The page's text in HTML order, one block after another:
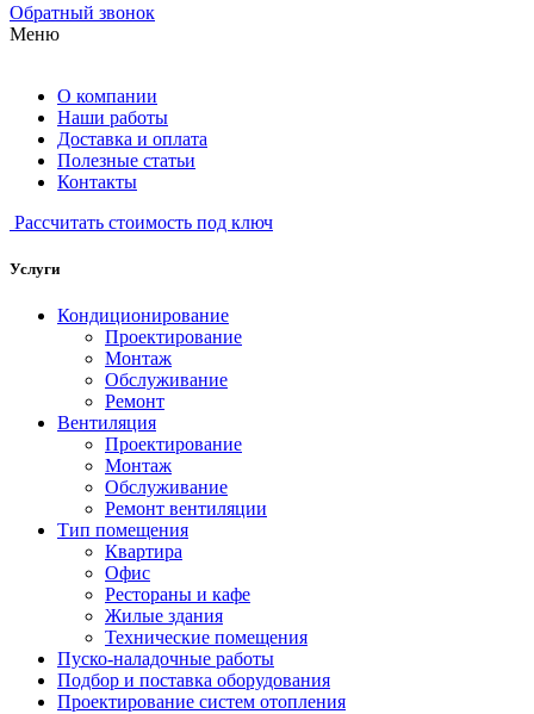
Обратный звонок
Меню
О компании
Наши работы
Доставка и оплата
Полезные статьи
Контакты
Рассчитать стоимость под ключ
Услуги
Кондиционирование
Проектирование
Монтаж
Обслуживание
Ремонт
Вентиляция
Проектирование
Монтаж
Обслуживание
Ремонт вентиляции
Тип помещения
Квартира
Офис
Рестораны и кафе
Жилые здания
Технические помещения
Пуско-наладочные работы
Подбор и поставка оборудования
Проектирование систем отопления